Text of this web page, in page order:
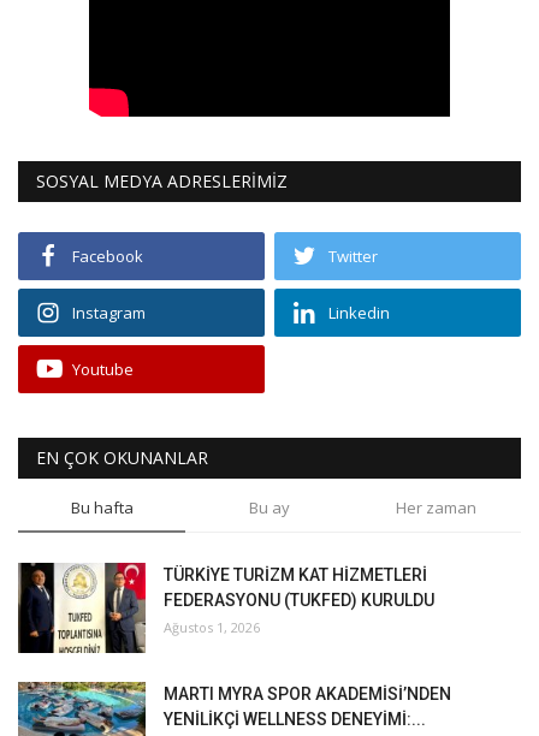
SOSYAL MEDYA ADRESLERİMİZ
Facebook Twitter
Instagram Linkedin
Youtube
EN ÇOK OKUNANLAR
Bu hafta Bu ay Her zaman
TÜRKİYE TURİZM KAT HİZMETLERİ
FEDERASYONU (TUKFED) KURULDU
Ağustos 1, 2026
MARTI MYRA SPOR AKADEMİSİ’NDEN
YENİLİKÇİ WELLNESS DENEYİMİ:...